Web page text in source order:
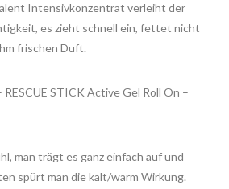
Intensivkonzentrat verleiht der
es zieht schnell ein, fettet nicht
frischen Duft.
RESCUE STICK Active Gel Roll On –
man trägt es ganz einfach auf und
spürt man die kalt/warm Wirkung.